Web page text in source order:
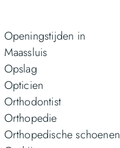
Openingstijden in
Maassluis
Opslag
Opticien
Orthodontist
Orthopedie
Orthopedische schoenen